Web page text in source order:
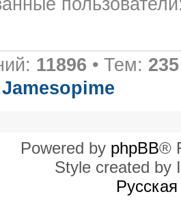
11896 • Тем: 235
Jamesopime
Powered by phpBB®
Style created by